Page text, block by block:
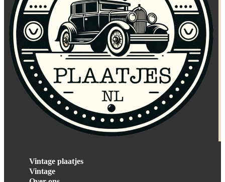
Vintage plaatjes
Vintage